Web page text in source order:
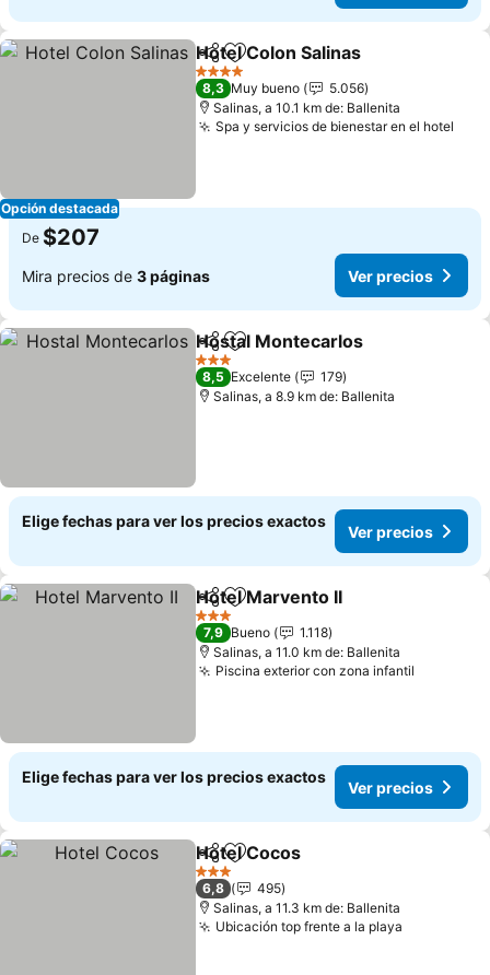
Opción destacada
CompartirAgregar a favoritos
Hotel Colon Salinas
4 Estrellas
8,3 Muy bueno
5.056
Salinas, a 10.1 km de: Ballenita
Spa y servicios de bienestar en el hotel
De $207
Mira precios de 3 páginas Ver precios
CompartirAgregar a favoritos
Hostal Montecarlos
3 Estrellas
8,5 Excelente
179
Salinas, a 8.9 km de: Ballenita
Elige fechas para ver los precios exactos
Ver precios
CompartirAgregar a favoritos
Hotel Marvento II
3 Estrellas
7,9 Bueno
1.118
Salinas, a 11.0 km de: Ballenita
Piscina exterior con zona infantil
Elige fechas para ver los precios exactos
Ver precios
CompartirAgregar a favoritos
Hotel Cocos
3 Estrellas
6,8
495
Salinas, a 11.3 km de: Ballenita
Ubicación top frente a la playa